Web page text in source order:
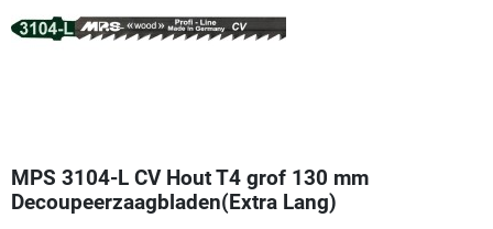
MPS 3104-L CV Hout T4 grof 130 mm
Decoupeerzaagbladen(Extra Lang)